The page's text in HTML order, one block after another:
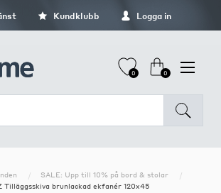
Kundklubb Logga in
0 0
SALE: Upp till 10% på bord & stolar
Tilläggsskiva brunlackad ekfanér 120x45